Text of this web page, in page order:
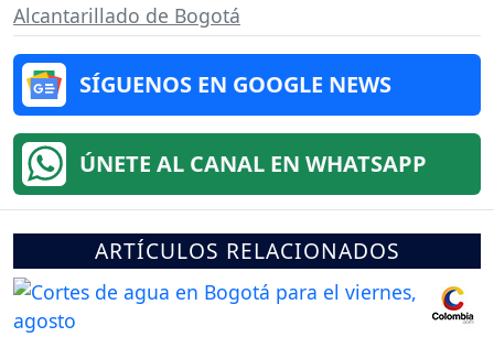
Alcantarillado de Bogotá
SÍGUENOS EN GOOGLE NEWS
ÚNETE AL CANAL EN WHATSAPP
ARTÍCULOS RELACIONADOS